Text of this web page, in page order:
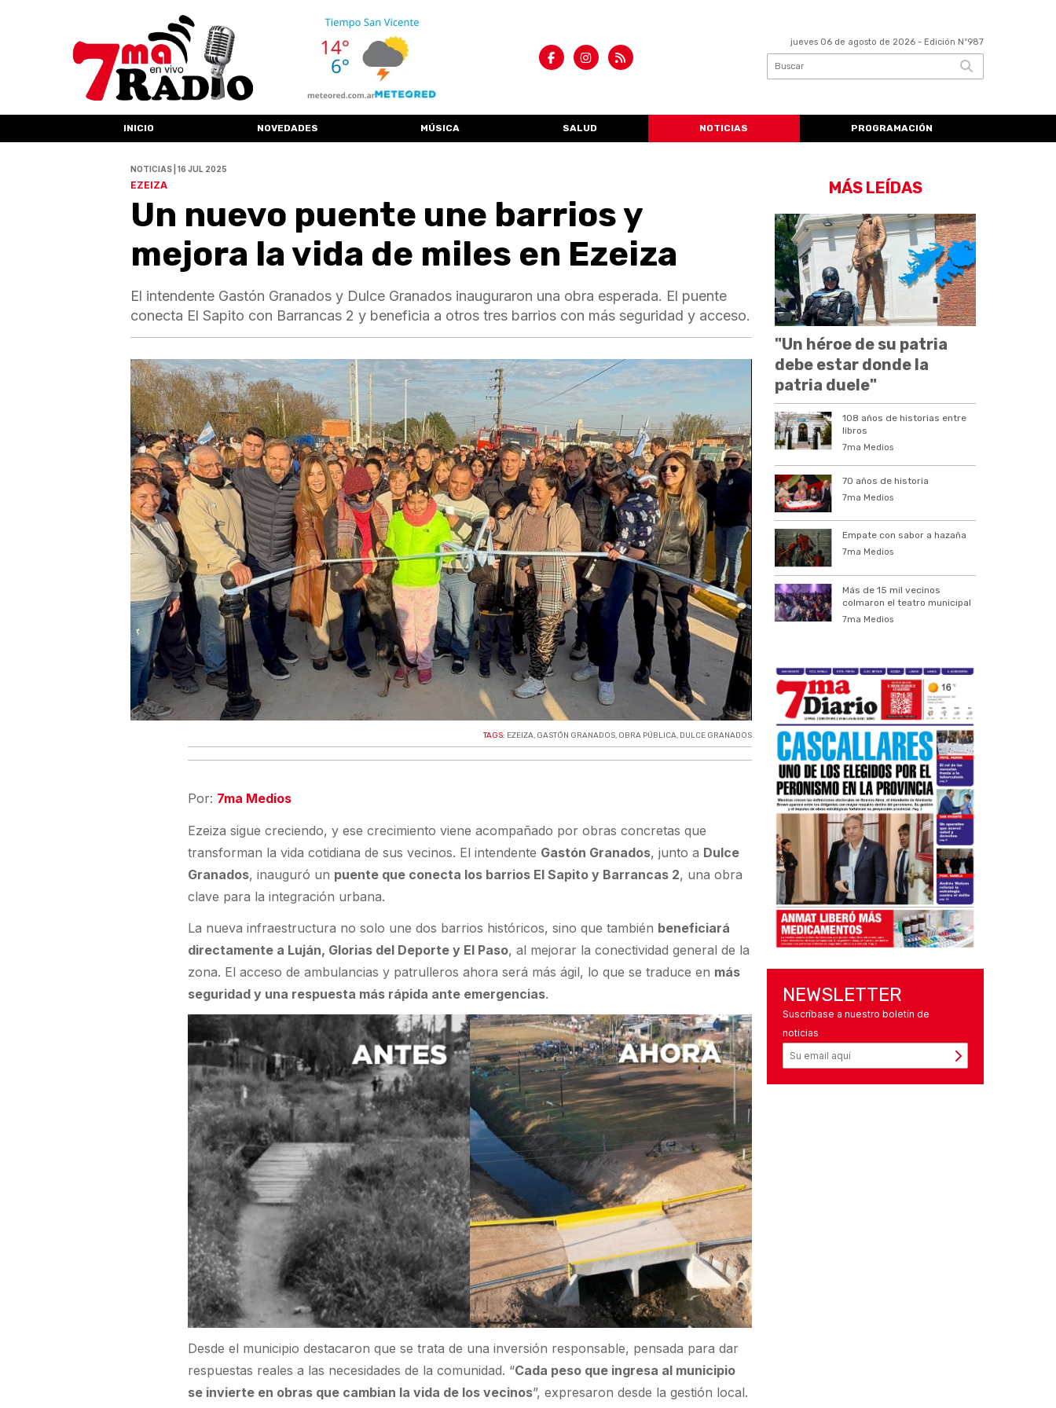
jueves 06 de agosto de 2026 - Edición Nº987
INICIO NOVEDADES MÚSICA SALUD NOTICIAS PROGRAMACIÓN
NOTICIAS | 16 JUL 2025
EZEIZA
Un nuevo puente une barrios y
mejora la vida de miles en Ezeiza
El intendente Gastón Granados y Dulce Granados inauguraron una obra esperada. El puente
conecta El Sapito con Barrancas 2 y beneficia a otros tres barrios con más seguridad y acceso.
TAGS: EZEIZA, GASTÓN GRANADOS, OBRA PÚBLICA, DULCE GRANADOS
Por: 7ma Medios
Ezeiza sigue creciendo, y ese crecimiento viene acompañado por obras concretas que
transforman la vida cotidiana de sus vecinos. El intendente Gastón Granados, junto a Dulce
Granados, inauguró un puente que conecta los barrios El Sapito y Barrancas 2, una obra
clave para la integración urbana.
La nueva infraestructura no solo une dos barrios históricos, sino que también beneficiará
directamente a Luján, Glorias del Deporte y El Paso, al mejorar la conectividad general de la
zona. El acceso de ambulancias y patrulleros ahora será más ágil, lo que se traduce en más
seguridad y una respuesta más rápida ante emergencias.
Desde el municipio destacaron que se trata de una inversión responsable, pensada para dar
respuestas reales a las necesidades de la comunidad. “Cada peso que ingresa al municipio
se invierte en obras que cambian la vida de los vecinos”, expresaron desde la gestión local.
MÁS LEÍDAS
"Un héroe de su patria
debe estar donde la
patria duele"
108 años de historias entre
libros
7ma Medios
70 años de historia
7ma Medios
Empate con sabor a hazaña
7ma Medios
Más de 15 mil vecinos
colmaron el teatro municipal
7ma Medios
NEWSLETTER
Suscríbase a nuestro boletín de
noticias